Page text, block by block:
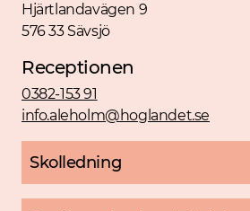
Hjärtlandavägen 9
576 33 Sävsjö
Receptionen
0382-153 91
info.aleholm@hoglandet.se
Skolledning